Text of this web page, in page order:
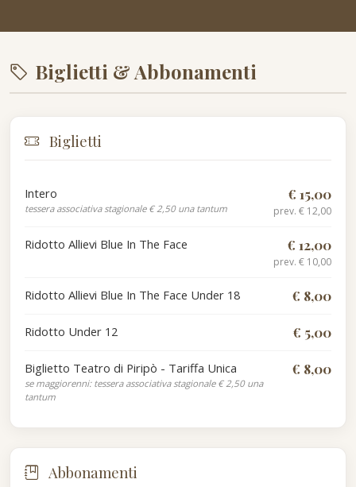
Biglietti & Abbonamenti
Biglietti
Intero
tessera associativa stagionale € 2,50 una tantum
€ 15,00
prev. € 12,00
Ridotto Allievi Blue In The Face € 12,00
prev. € 10,00
Ridotto Allievi Blue In The Face Under 18 € 8,00
Ridotto Under 12 € 5,00
Biglietto Teatro di Piripò - Tariffa Unica
se maggiorenni: tessera associativa stagionale € 2,50 una
tantum
€ 8,00
Abbonamenti